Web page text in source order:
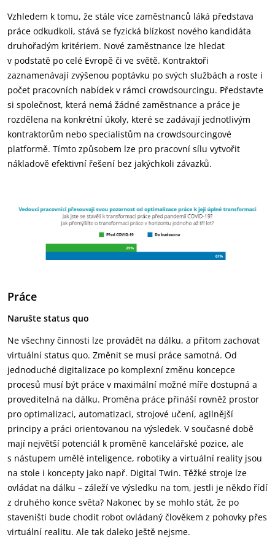
Vzhledem k tomu, že stále více zaměstnanců láká představa
práce odkudkoli, stává se fyzická blízkost nového kandidáta
druhořadým kritériem. Nové zaměstnance lze hledat
v podstatě po celé Evropě či ve světě. Kontraktoři
zaznamenávají zvýšenou poptávku po svých službách a roste i
počet pracovních nabídek v rámci crowdsourcingu. Představte
si společnost, která nemá žádné zaměstnance a práce je
rozdělena na konkrétní úkoly, které se zadávají jednotlivým
kontraktorům nebo specialistům na crowdsourcingové
platformě. Tímto způsobem lze pro pracovní sílu vytvořit
nákladově efektivní řešení bez jakýchkoli závazků.
Práce
Narušte status quo
Ne všechny činnosti lze provádět na dálku, a přitom zachovat
virtuální status quo. Změnit se musí práce samotná. Od
jednoduché digitalizace po komplexní změnu koncepce
procesů musí být práce v maximální možné míře dostupná a
proveditelná na dálku. Proměna práce přináší rovněž prostor
pro optimalizaci, automatizaci, strojové učení, agilnější
principy a práci orientovanou na výsledek. V současné době
mají největší potenciál k proměně kancelářské pozice, ale
s nástupem umělé inteligence, robotiky a virtuální reality jsou
na stole i koncepty jako např. Digital Twin. Těžké stroje lze
ovládat na dálku – záleží ve výsledku na tom, jestli je někdo řídí
z druhého konce světa? Nakonec by se mohlo stát, že po
staveništi bude chodit robot ovládaný člověkem z pohovky přes
virtuální realitu. Ale tak daleko ještě nejsme.